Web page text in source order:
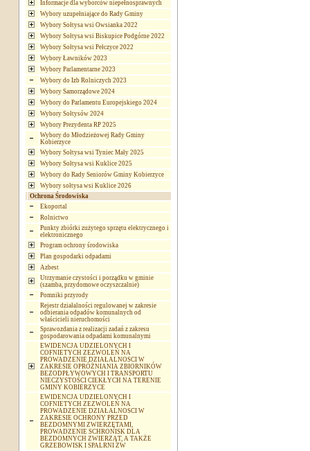
Informacje dla wyborców niepełnosprawnych
Wybory uzupełniające do Rady Gminy
Wybory Sołtysa wsi Owsianka 2022
Wybory Sołtysa wsi Biskupice Podgórne 2022
Wybory Sołtysa wsi Pełczyce 2022
Wybory Ławników 2023
Wybory Parlamentarne 2023
Wybory do Izb Rolniczych 2023
Wybory Samorządowe 2024
Wybory do Parlamentu Europejskiego 2024
Wybory Sołtysów 2024
Wybory Prezydenta RP 2025
Wybory do Młodzieżowej Rady Gminy
Kobierzyce
Wybory Sołtysa wsi Tyniec Mały 2025
Wybory Sołtysa wsi Kuklice 2025
Wybory do Rady Seniorów Gminy Kobierzyce
Wybory sołtysa wsi Kuklice 2026
Ochrona Środowiska
Ekoportal
Rolnictwo
Punkty zbiórki zużytego sprzętu elektrycznego i
elektronicznego
Program ochrony środowiska
Plan gospodarki odpadami
Azbest
Utrzymanie czystości i porządku w gminie
(szamba, przydomowe oczyszczalnie)
Pomniki przyrody
Rejestr działalności regulowanej w zakresie
odbierania odpadów komunalnych od
właścicieli nieruchomości
Sprawozdania z realizacji zadań z zakresu
gospodarowania odpadami komunalnymi
EWIDENCJA UDZIELONYCH I
COFNIETYCH ZEZWOLEŃ NA
PROWADZENIE DZIAŁALNOSCI W
ZAKRESIE OPRÓŻNIANIA ZBIORNIKÓW
BEZODPŁYWOWYCH I TRANSPORTU
NIECZYSTOŚCI CIEKŁYCH NA TERENIE
GMINY KOBIERZYCE
EWIDENCJA UDZIELONYCH I
COFNIETYCH ZEZWOLEŃ NA
PROWADZENIE DZIAŁALNOSCI W
ZAKRESIE OCHRONY PRZED
BEZDOMNYMI ZWIERZĘTAMI,
PROWADZENIE SCHRONISK DLA
BEZDOMNYCH ZWIERZĄT, A TAKŻE
GRZEBOWISK I SPALRNI ZW